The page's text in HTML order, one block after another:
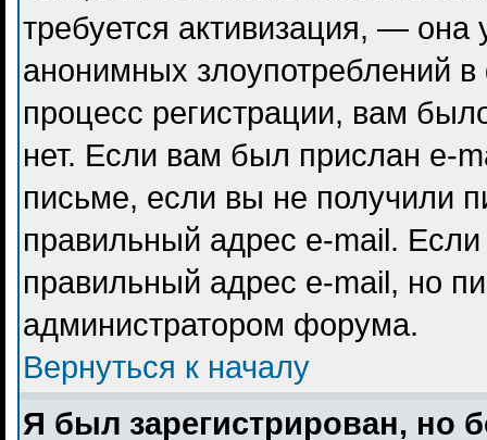
требуется активизация, —
анонимных злоупотреблений
процесс регистрации, вам
нет. Если вам был прислан e-
письме, если вы не получили
правильный адрес e-mail.
правильный адрес e-mail, но
администратором форума.
Вернуться к началу
Я был зарегистрирован, но